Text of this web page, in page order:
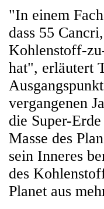
"In einem
dass 55
Kohlenstoff-
hat", erläutert
vergangenen
die Super-
Masse des
sein Inneres
des
Planet aus